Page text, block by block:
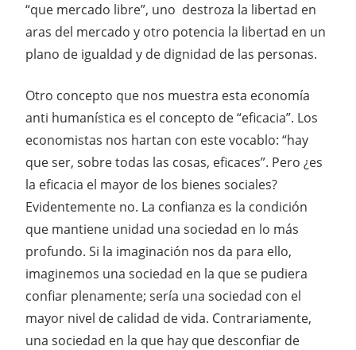
“que mercado libre”, uno destroza la libertad en
aras del mercado y otro potencia la libertad en un
plano de igualdad y de dignidad de las personas.
Otro concepto que nos muestra esta economía
anti humanística es el concepto de “eficacia”. Los
economistas nos hartan con este vocablo: “hay
que ser, sobre todas las cosas, eficaces”. Pero ¿es
la eficacia el mayor de los bienes sociales?
Evidentemente no. La confianza es la condición
que mantiene unidad una sociedad en lo más
profundo. Si la imaginación nos da para ello,
imaginemos una sociedad en la que se pudiera
confiar plenamente; sería una sociedad con el
mayor nivel de calidad de vida. Contrariamente,
una sociedad en la que hay que desconfiar de